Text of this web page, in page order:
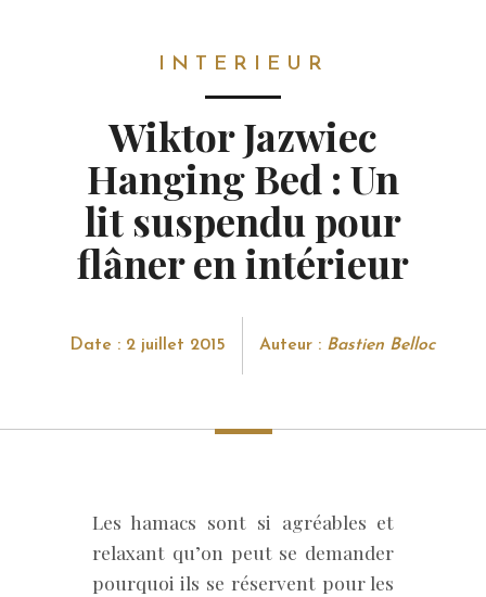
INTERIEUR
Wiktor Jazwiec
Hanging Bed : Un
lit suspendu pour
flâner en intérieur
Date : 2 juillet 2015 Auteur : Bastien Belloc
Les hamacs sont si agréables et
relaxant qu’on peut se demander
pourquoi ils se réservent pour les